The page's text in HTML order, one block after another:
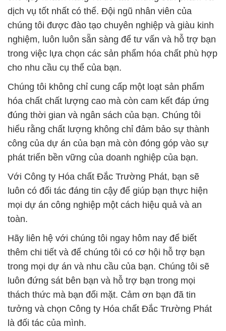
cho nhu cầu cụ thể của bạn.
Chúng tôi không chỉ cung cấp một loạt sản phẩm
hóa chất chất lượng cao mà còn cam kết đáp ứng
đúng thời gian và ngân sách của bạn. Chúng tôi
hiểu rằng chất lượng không chỉ đảm bảo sự thành
công của dự án của bạn mà còn đóng góp vào sự
phát triển bền vững của doanh nghiệp của bạn.
Với Công ty Hóa chất Đắc Trường Phát, bạn sẽ
luôn có đối tác đáng tin cậy để giúp bạn thực hiện
mọi dự án công nghiệp một cách hiệu quả và an
toàn.
Hãy liên hệ với chúng tôi ngay hôm nay để biết
thêm chi tiết và để chúng tôi có cơ hội hỗ trợ bạn
trong mọi dự án và nhu cầu của bạn. Chúng tôi sẽ
luôn đứng sát bên bạn và hỗ trợ bạn trong mọi
thách thức mà bạn đối mặt. Cảm ơn bạn đã tin
tưởng và chọn Công ty Hóa chất Đắc Trường Phát
là đối tác của mình.
# Địa chỉ bán × thương mại Bicar Powder / Powder
Natri Hidrocacbonat GGG Trung Quốc China
# Nhà bán hàng ↔ phân phối Bicar Powder /
Powder Natri Hidrocacbonat GGG Trung Quốc